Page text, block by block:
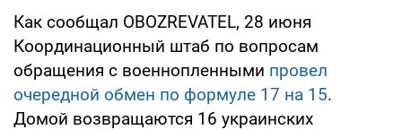
Как сообщал OBOZREVATEL, 28 июня
Координационный штаб по вопросам
обращения с военнопленными провел
очередной обмен по формуле 17 на 15.
Домой возвращаются 16 украинских